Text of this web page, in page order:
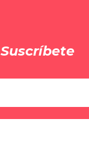
Suscríbete